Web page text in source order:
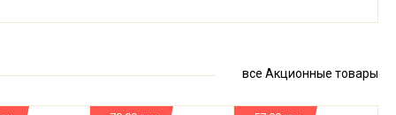
все Акционные товары